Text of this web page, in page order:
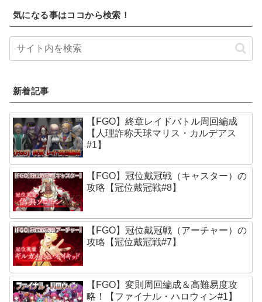
気になる事はココから検索！
新着記事
【FGO】終章レイドバトル周回編成
【人理詐称天球マリス・カルデアス
#1】
【FGO】冠位戴冠戦（キャスター）の
攻略【冠位戴冠戦#8】
【FGO】冠位戴冠戦（アーチャー）の
攻略【冠位戴冠戦#7】
【FGO】変則周回編成＆高難易度攻
略！【ファイナル・ハロウィン#1】